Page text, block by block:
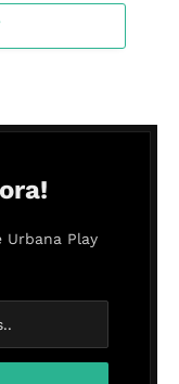
Urbana Play